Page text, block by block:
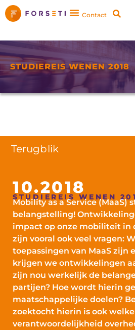
Contact
STUDIEREIS WENEN 2018
Terugblik
10.2018
STUDIEREIS WENEN
Mobility as a Service (MaaS)
belangstelling!
impact op onze mobiliteit in
zijn vooral ook veel vragen:
toepassingen van MaaS zijn
krijgen we ontwikkelingen
zijn nou werkelijk de
partijen? Hoe wordt hierin
maatschappelijke doelen?
zoektocht hierin is ook
verantwoordelijkheid